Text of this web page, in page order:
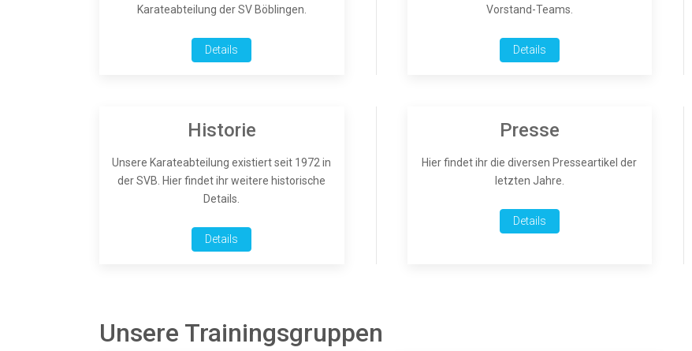
Karateabteilung der SV Böblingen.
Details
Vorstand-Teams.
Details
Historie
Unsere Karateabteilung existiert seit 1972 in
der SVB. Hier findet ihr weitere historische
Details.
Details
Presse
Hier findet ihr die diversen Presseartikel der
letzten Jahre.
Details
Unsere Trainingsgruppen